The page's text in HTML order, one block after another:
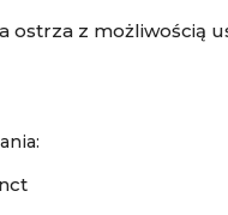
ostrza z możliwością